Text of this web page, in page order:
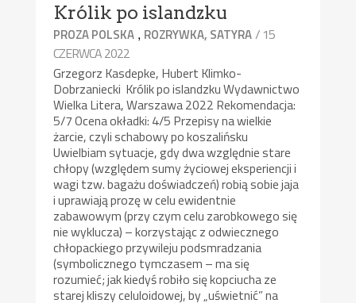
Królik po islandzku
PROZA POLSKA , ROZRYWKA, SATYRA/ 15
CZERWCA 2022
Grzegorz Kasdepke, Hubert Klimko-
Dobrzaniecki Królik po islandzku Wydawnictwo
Wielka Litera, Warszawa 2022 Rekomendacja:
5/7 Ocena okładki: 4/5 Przepisy na wielkie
żarcie, czyli schabowy po koszalińsku
Uwielbiam sytuacje, gdy dwa względnie stare
chłopy (względem sumy życiowej eksperiencji i
wagi tzw. bagażu doświadczeń) robią sobie jaja
i uprawiają prozę w celu ewidentnie
zabawowym (przy czym celu zarobkowego się
nie wyklucza) – korzystając z odwiecznego
chłopackiego przywileju podsmradzania
(symbolicznego tymczasem – ma się
rozumieć; jak kiedyś robiło się kopciucha ze
starej kliszy celuloidowej, by „uświetnić” na